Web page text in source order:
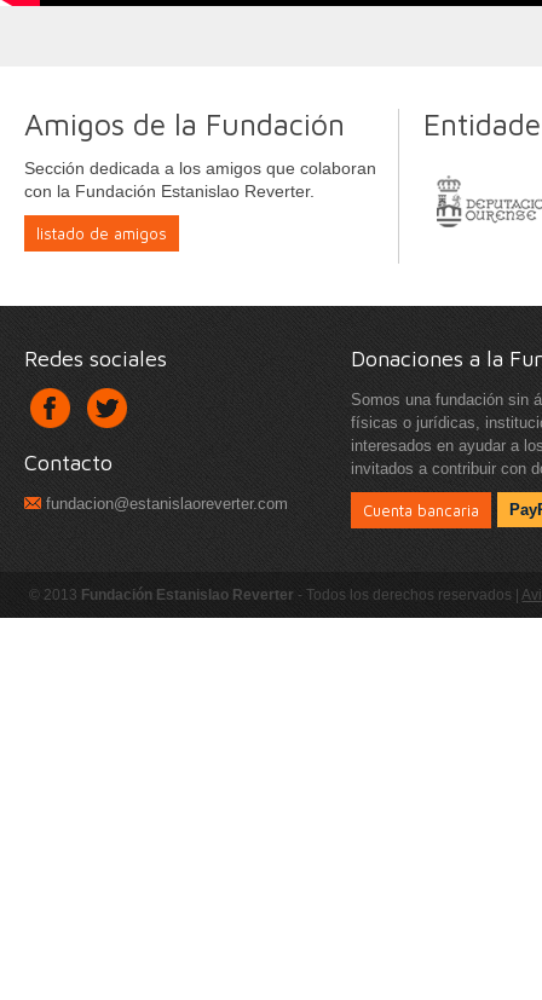
Amigos de la Fundación
Sección dedicada a los amigos que colaboran
con la Fundación Estanislao Reverter.
listado de amigos
Redes sociales
Contacto
fundacion@estanislaoreverter.com
Donaciones a la
Somos una fundación sin
físicas o jurídicas,
interesados en ayudar a
invitados a contribuir con
Cuenta bancaria
© 2013 Fundación Estanislao Reverter - Todos los derechos reservados |